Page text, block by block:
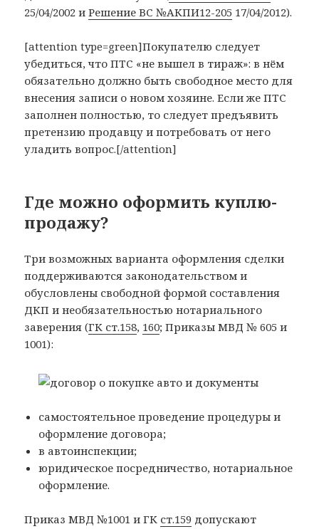
25/04/2002 иРешение ВС №АКПИ12-205 17/04/2012).
[attention type=green]Покупателю следует
убедиться, что ПТС «не вышел в тираж»: в нём
обязательно должно быть свободное место для
внесения записи о новом хозяине. Если же ПТС
заполнен полностью, то следует предъявить
претензию продавцу и потребовать от него
уладить вопрос.[/attention]
Где можно оформить куплю-
продажу?
Три возможных варианта оформления сделки
поддерживаются законодательством и
обусловлены свободной формой составления
ДКП и необязательностью нотариального
заверения (ГК ст.158, 160; Приказы МВД № 605 и
1001):
самостоятельное проведение процедуры и
оформление договора;
в автоинспекции;
юридическое посредничество, нотариальное
оформление.
Приказ МВД №1001 и ГК ст.159 допускают